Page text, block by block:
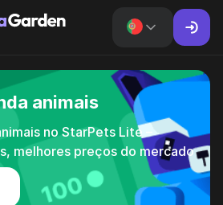
animais
no StarPets Lite –
melhores preços do mercado